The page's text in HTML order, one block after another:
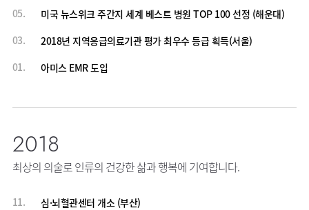
05.
미국 뉴스위크 주간지 세계 베스트 병원 TOP 100 선정 (해운대)
03.
2018년 지역응급의료기관 평가 최우수 등급 획득(서울)
01.
아미스 EMR 도입
2018
최상의 의술로 인류의 건강한 삶과 행복에 기여합니다.
11.
심·뇌혈관센터 개소 (부산)